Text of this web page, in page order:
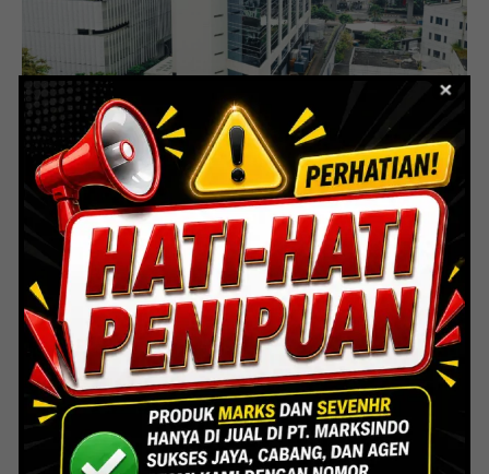
Mayapada Kuningan Jakarta
Lihat Detail Proyek
Indoor Multifunction Stadium (FIBA)
Senayan
Lihat Detail Proyek